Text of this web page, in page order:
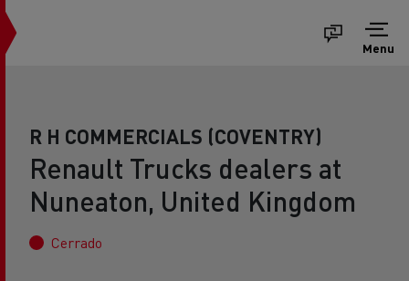
Menu
R H COMMERCIALS (COVENTRY)
Renault Trucks dealers at
Nuneaton, United Kingdom
Cerrado